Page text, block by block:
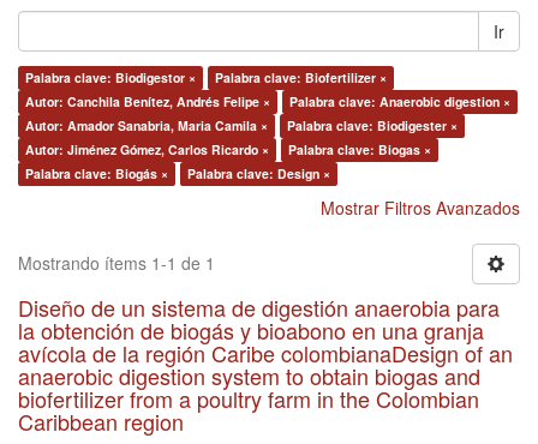
Ir
Palabra clave: Biodigestor ×
Palabra clave: Biofertilizer ×
Autor: Canchila Benítez, Andrés Felipe ×
Palabra clave: Anaerobic digestion ×
Autor: Amador Sanabria, Maria Camila ×
Palabra clave: Biodigester ×
Autor: Jiménez Gómez, Carlos Ricardo ×
Palabra clave: Biogas ×
Palabra clave: Biogás ×
Palabra clave: Design ×
Mostrar Filtros Avanzados
Mostrando ítems 1-1 de 1
Diseño de un sistema de digestión anaerobia para
la obtención de biogás y bioabono en una granja
avícola de la región Caribe colombianaDesign of an
anaerobic digestion system to obtain biogas and
biofertilizer from a poultry farm in the Colombian
Caribbean region